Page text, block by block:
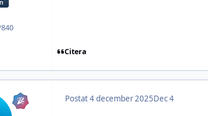
840
Omdöme
Citera
Postat4 december 2025Dec 4